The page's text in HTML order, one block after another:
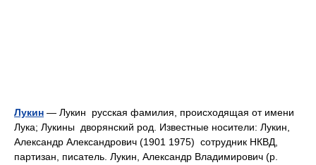
Лукин — Лукин русская фамилия, происходящая от имени
Лука; Лукины дворянский род. Известные носители: Лукин,
Александр Александрович (1901 1975) сотрудник НКВД,
партизан, писатель. Лукин, Александр Владимирович (р.